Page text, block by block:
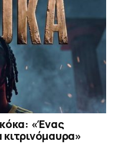
«Ένας